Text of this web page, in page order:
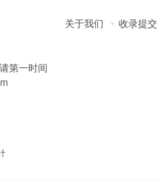
第一时间
关于我们 收录提交